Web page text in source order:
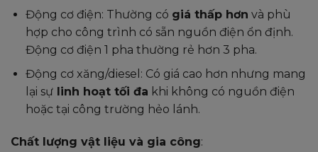
Động cơ điện: Thường có giá thấp hơn và phù
hợp cho công trình có sẵn nguồn điện ổn định.
Động cơ điện 1 pha thường rẻ hơn 3 pha.
Động cơ xăng/diesel: Có giá cao hơn nhưng mang
lại sựlinh hoạt tối đa khi không có nguồn điện
hoặc tại công trường hẻo lánh.
Chất lượng vật liệu và gia công: